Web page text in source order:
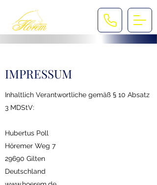
IMPRESSUM
Inhaltlich Verantwortliche gemäß § 10 Absatz
3 MDStV:
Hubertus Poll
Höremer Weg 7
29690 Gilten
Deutschland